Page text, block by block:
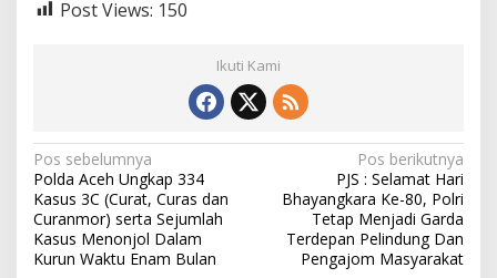
Post Views: 150
Ikuti Kami
N
a
v
i
Pos sebelumnya
Polda Aceh Ungkap 334
Kasus 3C (Curat, Curas dan
Curanmor) serta Sejumlah
Kasus Menonjol Dalam
Kurun Waktu Enam Bulan
Pos berikutnya
PJS : Selamat Hari
Bhayangkara Ke-80, Polri
Tetap Menjadi Garda
Terdepan Pelindung Dan
Pengajom Masyarakat